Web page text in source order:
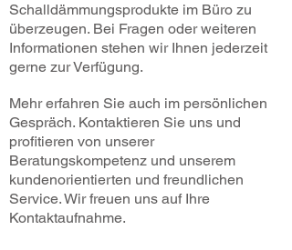
Schalldämmungsprodukte im Büro zu
überzeugen. Bei Fragen oder weiteren
Informationen stehen wir Ihnen jederzeit
gerne zur Verfügung.
Mehr erfahren Sie auch im persönlichen
Gespräch. Kontaktieren Sie uns und
profitieren von unserer
Beratungskompetenz und unserem
kundenorientierten und freundlichen
Service. Wir freuen uns auf Ihre
Kontaktaufnahme.